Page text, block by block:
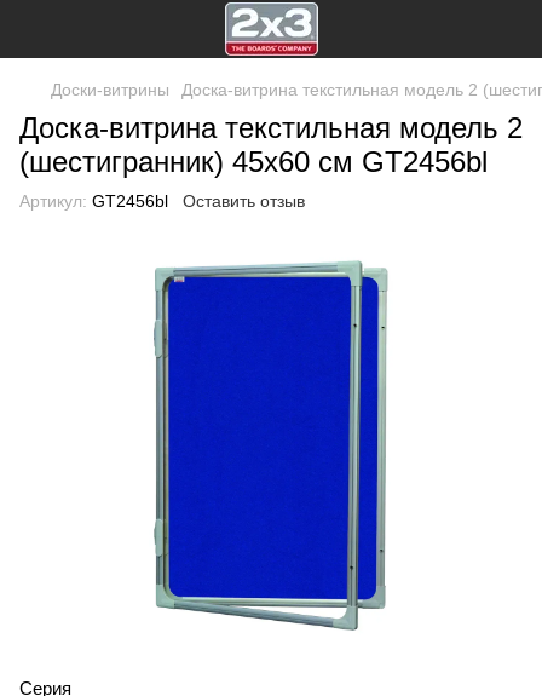
Доски-витрины Доска-витрина текстильная модель 2
Доска-витрина текстильная модель 2
(шестигранник) 45х60 см GT2456bl
Артикул: GT2456bl Оставить отзыв
Серия